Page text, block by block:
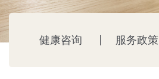
健康咨询 服务政策